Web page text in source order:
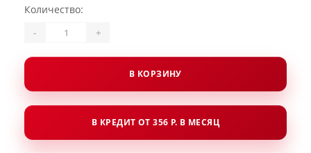
Количество:
- +
В КОРЗИНУ
В КРЕДИТ ОТ 356 Р. В МЕСЯЦ